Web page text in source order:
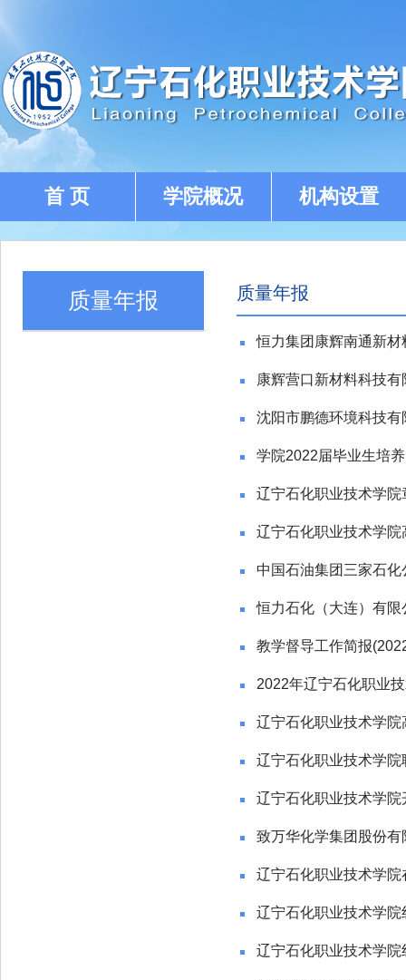
首 页 学院概况 机构设置
质量年报 质量年报
恒力集团康辉南通新
康辉营口新材料科技
沈阳市鹏德环境科技
学院2022届毕业生培
辽宁石化职业技术学
辽宁石化职业技术学
中国石油集团三家石
恒力石化（大连）有
教学督导工作简报
2022年辽宁石化职业
辽宁石化职业技术学
辽宁石化职业技术学
辽宁石化职业技术学
致万华化学集团股份
辽宁石化职业技术学
辽宁石化职业技术学
辽宁石化职业技术学